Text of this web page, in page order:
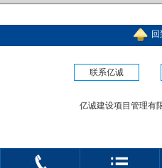
联系亿诚
亿诚建设项目管理有